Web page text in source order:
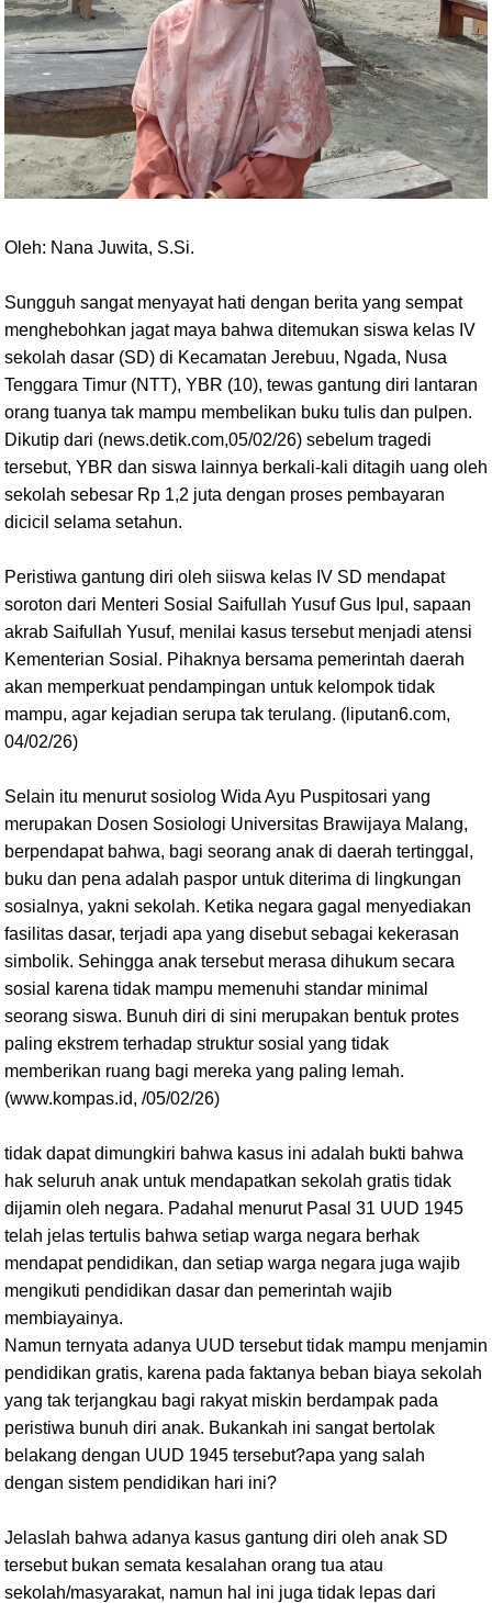
Oleh: Nana Juwita, S.Si.
Sungguh sangat menyayat hati dengan berita yang sempat
menghebohkan jagat maya bahwa ditemukan siswa kelas IV
sekolah dasar (SD) di Kecamatan Jerebuu, Ngada, Nusa
Tenggara Timur (NTT), YBR (10), tewas gantung diri lantaran
orang tuanya tak mampu membelikan buku tulis dan pulpen.
Dikutip dari (news.detik.com,05/02/26) sebelum tragedi
tersebut, YBR dan siswa lainnya berkali-kali ditagih uang oleh
sekolah sebesar Rp 1,2 juta dengan proses pembayaran
dicicil selama setahun.
Peristiwa gantung diri oleh siiswa kelas IV SD mendapat
soroton dari Menteri Sosial Saifullah Yusuf Gus Ipul, sapaan
akrab Saifullah Yusuf, menilai kasus tersebut menjadi atensi
Kementerian Sosial. Pihaknya bersama pemerintah daerah
akan memperkuat pendampingan untuk kelompok tidak
mampu, agar kejadian serupa tak terulang. (liputan6.com,
04/02/26)
Selain itu menurut sosiolog Wida Ayu Puspitosari yang
merupakan Dosen Sosiologi Universitas Brawijaya Malang,
berpendapat bahwa, bagi seorang anak di daerah tertinggal,
buku dan pena adalah paspor untuk diterima di lingkungan
sosialnya, yakni sekolah. Ketika negara gagal menyediakan
fasilitas dasar, terjadi apa yang disebut sebagai kekerasan
simbolik. Sehingga anak tersebut merasa dihukum secara
sosial karena tidak mampu memenuhi standar minimal
seorang siswa. Bunuh diri di sini merupakan bentuk protes
paling ekstrem terhadap struktur sosial yang tidak
memberikan ruang bagi mereka yang paling lemah.
(www.kompas.id, /05/02/26)
tidak dapat dimungkiri bahwa kasus ini adalah bukti bahwa
hak seluruh anak untuk mendapatkan sekolah gratis tidak
dijamin oleh negara. Padahal menurut Pasal 31 UUD 1945
telah jelas tertulis bahwa setiap warga negara berhak
mendapat pendidikan, dan setiap warga negara juga wajib
mengikuti pendidikan dasar dan pemerintah wajib
membiayainya.
Namun ternyata adanya UUD tersebut tidak mampu menjamin
pendidikan gratis, karena pada faktanya beban biaya sekolah
yang tak terjangkau bagi rakyat miskin berdampak pada
peristiwa bunuh diri anak. Bukankah ini sangat bertolak
belakang dengan UUD 1945 tersebut?apa yang salah
dengan sistem pendidikan hari ini?
Jelaslah bahwa adanya kasus gantung diri oleh anak SD
tersebut bukan semata kesalahan orang tua atau
sekolah/masyarakat, namun hal ini juga tidak lepas dari